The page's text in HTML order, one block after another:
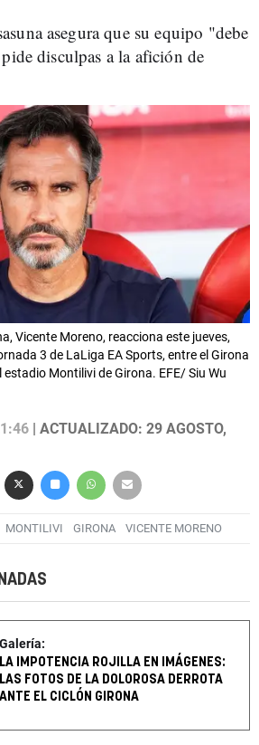
asegura que su equipo "debe
disculpas a la afición de
Vicente Moreno, reacciona este jueves,
3 de LaLiga EA Sports, entre el Girona
estadio Montilivi de Girona. EFE/ Siu Wu
| ACTUALIZADO: 29 AGOSTO,
MONTILIVI GIRONA VICENTE MORENO
Galería:
LA IMPOTENCIA ROJILLA EN IMÁGENES:
LAS FOTOS DE LA DOLOROSA DERROTA
ANTE EL CICLÓN GIRONA